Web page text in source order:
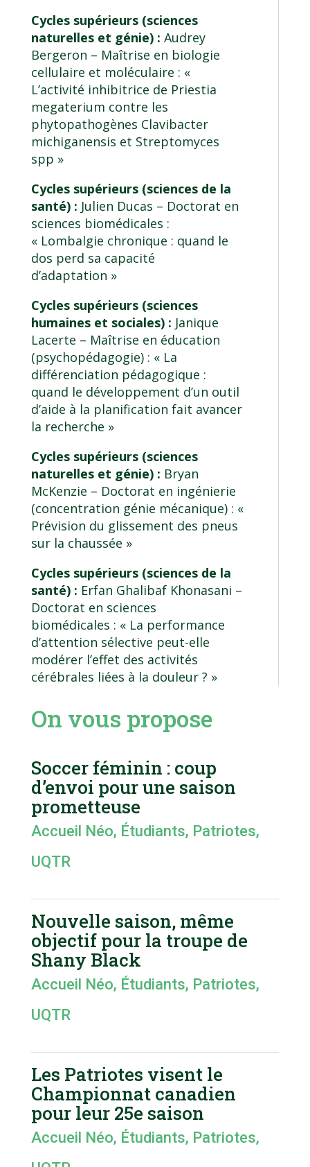
Cycles supérieurs (sciences
naturelles et génie) : Audrey
Bergeron – Maîtrise en biologie
cellulaire et moléculaire : «
L’activité inhibitrice de Priestia
megaterium contre les
phytopathogènes Clavibacter
michiganensis et Streptomyces
spp »
Cycles supérieurs (sciences de la
santé) : Julien Ducas – Doctorat en
sciences biomédicales :
« Lombalgie chronique : quand le
dos perd sa capacité
d’adaptation »
Cycles supérieurs (sciences
humaines et sociales) : Janique
Lacerte – Maîtrise en éducation
(psychopédagogie): « La
différenciation pédagogique :
quand le développement d’un outil
d’aide à la planification fait avancer
la recherche »
Cycles supérieurs (sciences
naturelles et génie) : Bryan
McKenzie – Doctorat en ingénierie
(concentration génie mécanique): «
Prévision du glissement des pneus
sur la chaussée »
Cycles supérieurs (sciences de la
santé) : Erfan Ghalibaf Khonasani –
Doctorat en sciences
biomédicales : « La performance
d’attention sélective peut-elle
modérer l’effet des activités
cérébrales liées à la douleur ? »
On vous propose
Soccer féminin : coup
d’envoi pour une saison
prometteuse
Accueil Néo, Étudiants, Patriotes,
UQTR
Nouvelle saison, même
objectif pour la troupe de
Shany Black
Accueil Néo, Étudiants, Patriotes,
UQTR
Les Patriotes visent le
Championnat canadien
pour leur 25e saison
Accueil Néo, Étudiants, Patriotes,